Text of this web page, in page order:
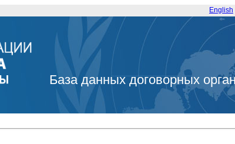
English
База данных договорных